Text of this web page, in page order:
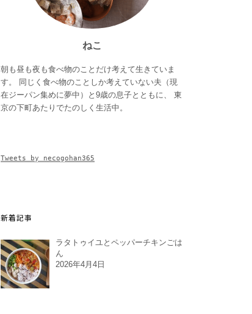
ねこ
朝も昼も夜も食べ物のことだけ考えて生きていま
す。 同じく食べ物のことしか考えていない夫（現
在ジーパン集めに夢中）と9歳の息子とともに、 東
京の下町あたりでたのしく生活中。
Tweets by necogohan365
新着記事
ラタトゥイユとペッパーチキンごは
ん
2026年4月4日